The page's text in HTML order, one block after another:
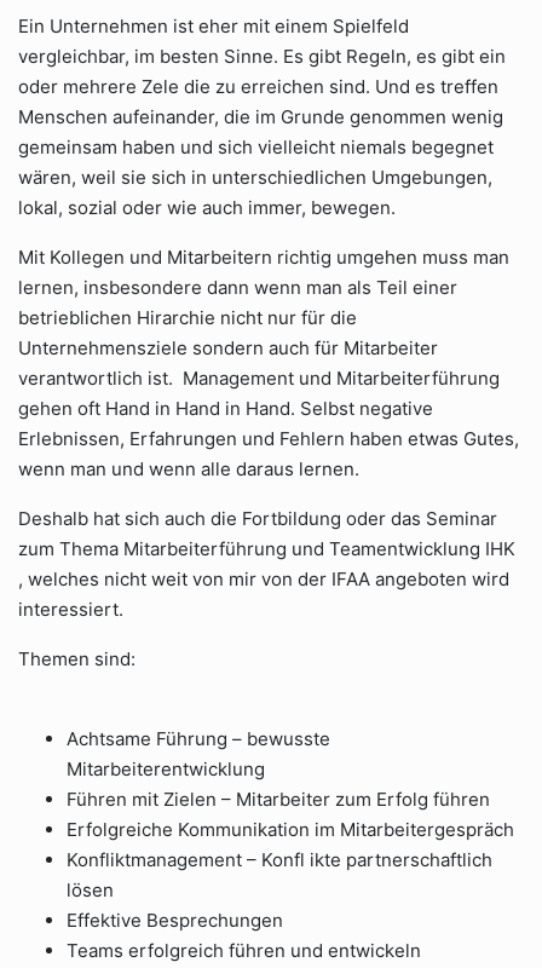
Ein Unternehmen ist eher mit einem Spielfeld
vergleichbar, im besten Sinne. Es gibt Regeln, es gibt ein
oder mehrere Zele die zu erreichen sind. Und es treffen
Menschen aufeinander, die im Grunde genommen wenig
gemeinsam haben und sich vielleicht niemals begegnet
wären, weil sie sich in unterschiedlichen Umgebungen,
lokal, sozial oder wie auch immer, bewegen.
Mit Kollegen und Mitarbeitern richtig umgehen muss man
lernen, insbesondere dann wenn man als Teil einer
betrieblichen Hirarchie nicht nur für die
Unternehmensziele sondern auch für Mitarbeiter
verantwortlich ist. Management und Mitarbeiterführung
gehen oft Hand in Hand in Hand. Selbst negative
Erlebnissen, Erfahrungen und Fehlern haben etwas Gutes,
wenn man und wenn alle daraus lernen.
Deshalb hat sich auch die Fortbildung oder das Seminar
zum Thema Mitarbeiterführung und Teamentwicklung IHK
, welches nicht weit von mir von der IFAA angeboten wird
interessiert.
Themen sind:
Achtsame Führung – bewusste
Mitarbeiterentwicklung
Führen mit Zielen – Mitarbeiter zum Erfolg führen
Erfolgreiche Kommunikation im Mitarbeitergespräch
Konfliktmanagement – Konfl ikte partnerschaftlich
lösen
Effektive Besprechungen
Teams erfolgreich führen und entwickeln